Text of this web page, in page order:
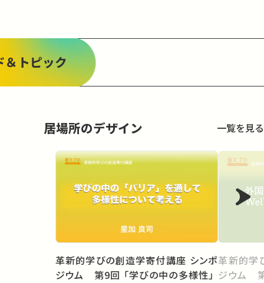
＆トピック
居場所のデザイン 一覧を見る
革新的学びの創造学寄付講座 シンポ
ジウム 第9回 「学びの中の多様性」
革新的学
ジウム